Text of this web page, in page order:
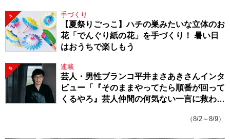
4 手づくり
【夏祭りごっこ】ハチの巣みたいな立体のお
花「でんぐり紙の花」を手づくり！ 暑い日
はおうちで楽しもう
5 連載
芸人・男性ブランコ平井まさあきさんインタ
ビュー「『そのままやってたら順番が回って
くるやろ』芸人仲間の何気ない一言に救われ
（8/2～8/9）